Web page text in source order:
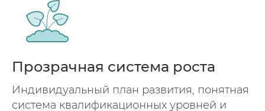
Прозрачная система роста
Индивидуальный план развития, понятная
система квалификационных уровней и